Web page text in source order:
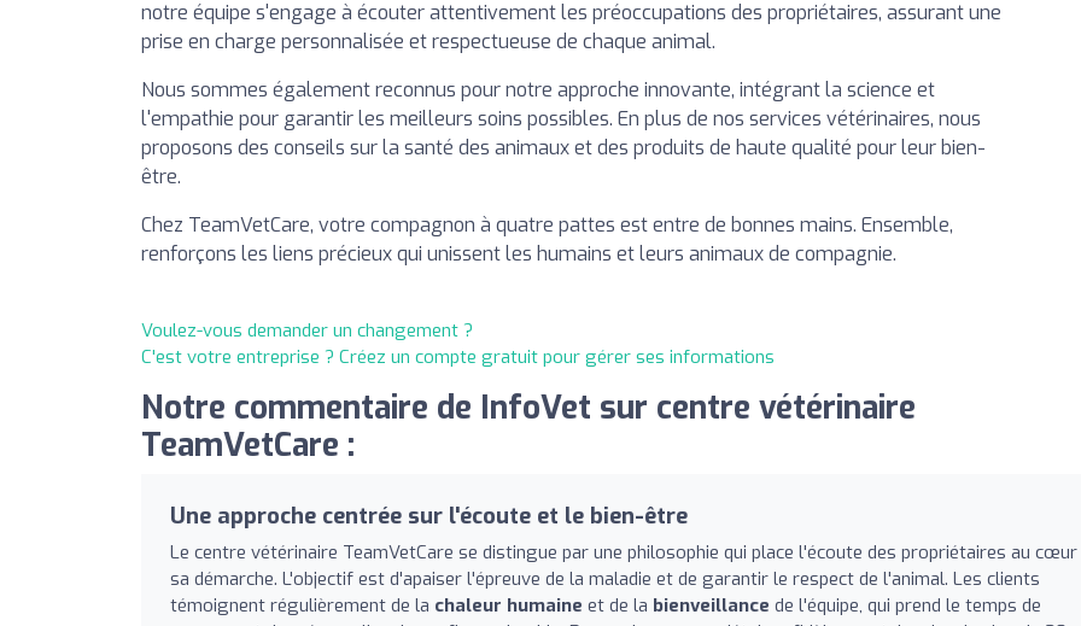
notre équipe s'engage à écouter attentivement les préoccupations des propriétaires, assurant une
prise en charge personnalisée et respectueuse de chaque animal.
Nous sommes également reconnus pour notre approche innovante, intégrant la science et
l'empathie pour garantir les meilleurs soins possibles. En plus de nos services vétérinaires, nous
proposons des conseils sur la santé des animaux et des produits de haute qualité pour leur bien-
être.
Chez TeamVetCare, votre compagnon à quatre pattes est entre de bonnes mains. Ensemble,
renforçons les liens précieux qui unissent les humains et leurs animaux de compagnie.
Voulez-vous demander un changement ?
C'est votre entreprise ? Créez un compte gratuit pour gérer ses informations
Notre commentaire de InfoVet sur centre vétérinaire
TeamVetCare :
Une approche centrée sur l'écoute et le bien-être
Le centre vétérinaire TeamVetCare se distingue par une philosophie qui place l'écoute des propriétaires au cœur
sa démarche. L'objectif est d'apaiser l'épreuve de la maladie et de garantir le respect de l'animal. Les clients
témoignent régulièrement de la chaleur humaine et de la bienveillance de l'équipe, qui prend le temps de